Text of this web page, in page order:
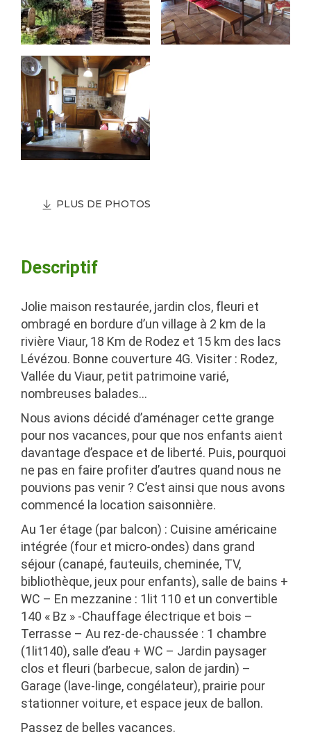
PLUS DE PHOTOS
Descriptif
Jolie maison restaurée, jardin clos, fleuri et
ombragé en bordure d’un village à 2 km de la
rivière Viaur, 18 Km de Rodez et 15 km des lacs
Lévézou. Bonne couverture 4G. Visiter : Rodez,
Vallée du Viaur, petit patrimoine varié,
nombreuses balades…
Nous avions décidé d’aménager cette grange
pour nos vacances, pour que nos enfants aient
davantage d’espace et de liberté. Puis, pourquoi
ne pas en faire profiter d’autres quand nous ne
pouvions pas venir ? C’est ainsi que nous avons
commencé la location saisonnière.
Au 1er étage (par balcon) : Cuisine américaine
intégrée (four et micro-ondes) dans grand
séjour (canapé, fauteuils, cheminée, TV,
bibliothèque, jeux pour enfants), salle de bains +
WC – En mezzanine : 1lit 110 et un convertible
140 « Bz » -Chauffage électrique et bois –
Terrasse – Au rez-de-chaussée : 1 chambre
(1lit140), salle d’eau + WC – Jardin paysager
clos et fleuri (barbecue, salon de jardin) –
Garage (lave-linge, congélateur), prairie pour
stationner voiture, et espace jeux de ballon.
Passez de belles vacances.